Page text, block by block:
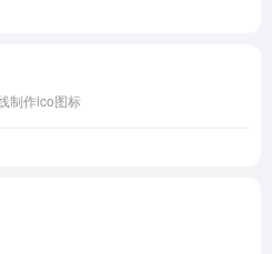
制作ico图标